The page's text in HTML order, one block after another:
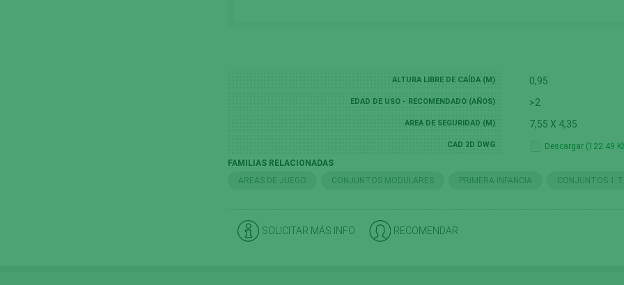
ALTURA LIBRE DE CAÍDA (M) 0,95
EDAD DE USO - RECOMENDADO (AÑOS) >2
AREA DE SEGURIDAD (M) 7,55 X 4,35
CAD 2D DWG
Descargar (122.49
FAMILIAS RELACIONADAS
AREAS DE JUEGO
CONJUNTOS MODULARES PRIMERA INFANCIA CONJUNTOS 1
SOLICITAR MÁS INFO RECOMENDAR